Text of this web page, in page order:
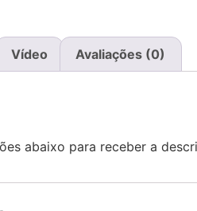
Vídeo Avaliações (0)
abaixo para receber a